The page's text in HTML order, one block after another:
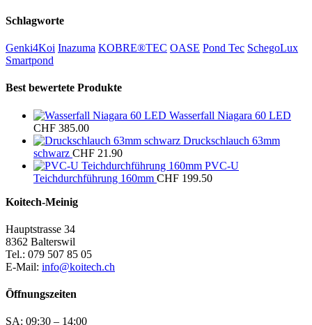
Schlagworte
Genki4Koi Inazuma KOBRE®TEC OASE Pond Tec SchegoLux
Smartpond
Best bewertete Produkte
Wasserfall Niagara 60 LED
CHF 385.00
Druckschlauch 63mm
schwarz CHF 21.90
PVC-U
Teichdurchführung 160mm CHF 199.50
Koitech-Meinig
Hauptstrasse 34
8362 Balterswil
Tel.: 079 507 85 05
E-Mail: info@koitech.ch
Öffnungszeiten
SA: 09:30 – 14:00